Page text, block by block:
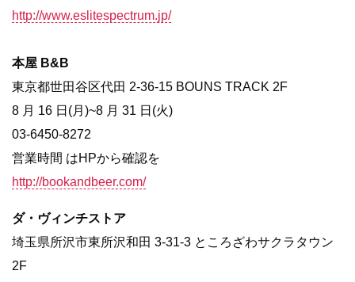
http://www.eslitespectrum.jp/
本屋 B&B
東京都世田谷区代田 2-36-15 BOUNS TRACK 2F
8 月 16 日(月)~8 月 31 日(火)
03-6450-8272
営業時間 はHPから確認を
http://bookandbeer.com/
ダ・ヴィンチストア
埼玉県所沢市東所沢和田 3-31-3 ところざわサクラタウン
2F